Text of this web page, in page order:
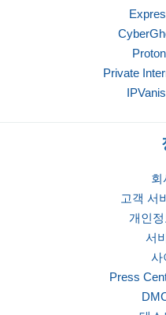
Private
회
고객 서
개인
서
사
Press